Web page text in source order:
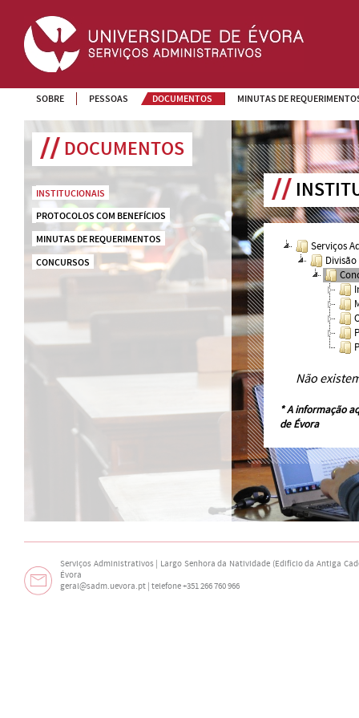
SOBRE PESSOAS DOCUMENTOS MINUTAS DE
DOCUMENTOS
INSTITUCIONAIS
PROTOCOLOS COM BENEFÍCIOS
MINUTAS DE REQUERIMENTOS
CONCURSOS
Serviços
Não
* A informação
de Évora
Serviços Administrativos | Largo Senhora da Natividade (Edifício da Antiga
Évora
geral@sadm.uevora.pt | telefone +351 266 760 966